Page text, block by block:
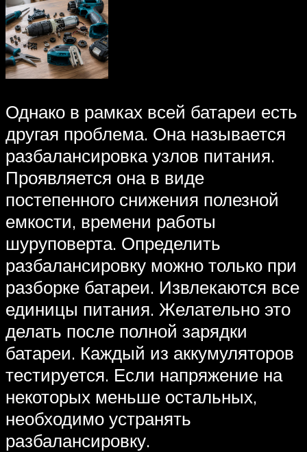
Однако в рамках всей батареи есть
другая проблема. Она называется
разбалансировка узлов питания.
Проявляется она в виде
постепенного снижения полезной
емкости, времени работы
шуруповерта. Определить
разбалансировку можно только при
разборке батареи. Извлекаются все
единицы питания. Желательно это
делать после полной зарядки
батареи. Каждый из аккумуляторов
тестируется. Если напряжение на
некоторых меньше остальных,
необходимо устранять
разбалансировку.